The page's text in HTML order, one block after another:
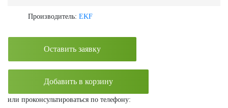
Производитель: EKF
Оставить заявку
Добавить в корзину
или проконсультироваться по телефону: